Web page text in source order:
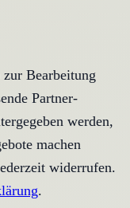
Bearbeitung
Partner-
werden,
machen
widerrufen.
.